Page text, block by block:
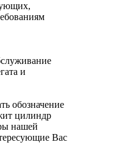
и
обозначение
цилиндр
нашей
Вас